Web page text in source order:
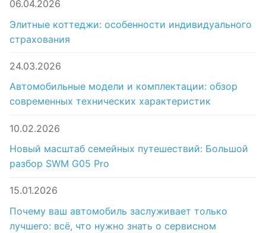
06.04.2026
Элитные коттеджи: особенности индивидуального
страхования
24.03.2026
Автомобильные модели и комплектации: обзор
современных технических характеристик
10.02.2026
Новый масштаб семейных путешествий: Большой
разбор SWM G05 Pro
15.01.2026
Почему ваш автомобиль заслуживает только
лучшего: всё, что нужно знать о сервисном